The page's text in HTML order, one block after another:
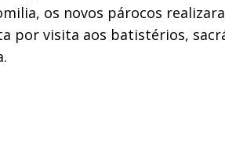
os novos párocos
por visita aos batistérios,